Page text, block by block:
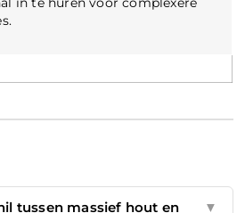
tussen massief hout en ▼